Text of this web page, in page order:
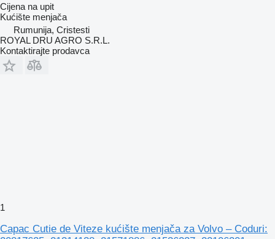
Cijena na upit
Kućište menjača
Rumunija, Cristesti
ROYAL DRU AGRO S.R.L.
Kontaktirajte prodavca
1
Capac Cutie de Viteze kućište menjača za Volvo – Coduri: